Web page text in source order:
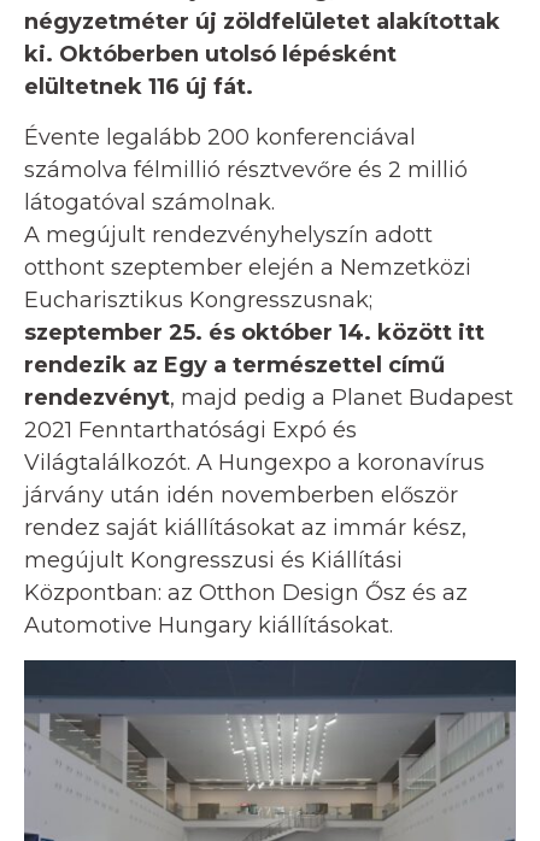
négyzetméter új zöldfelületet alakítottak
ki. Októberben utolsó lépésként
elültetnek 116 új fát.
Évente legalább 200 konferenciával
számolva félmillió résztvevőre és 2 millió
látogatóval számolnak.
A megújult rendezvényhelyszín adott
otthont szeptember elején a Nemzetközi
Eucharisztikus Kongresszusnak;
szeptember 25. és október 14. között itt
rendezik az Egy a természettel című
rendezvényt, majd pedig a Planet Budapest
2021 Fenntarthatósági Expó és
Világtalálkozót. A Hungexpo a koronavírus
járvány után idén novemberben először
rendez saját kiállításokat az immár kész,
megújult Kongresszusi és Kiállítási
Központban: az Otthon Design Ősz és az
Automotive Hungary kiállításokat.